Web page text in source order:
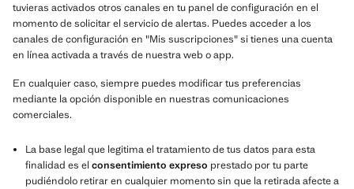
tuvieras activados otros canales en tu panel de configuración en el
momento de solicitar el servicio de alertas. Puedes acceder a los
canales de configuración en "Mis suscripciones" si tienes una cuenta
en línea activada a través de nuestra web o app.
En cualquier caso, siempre puedes modificar tus preferencias
mediante la opción disponible en nuestras comunicaciones
comerciales.
La base legal que legitima el tratamiento de tus datos para esta
finalidad es el consentimiento expreso prestado por tu parte
pudiéndolo retirar en cualquier momento sin que la retirada afecte a